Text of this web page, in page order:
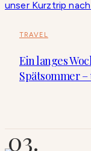
TRAVEL
Ein langes
Spätsommer